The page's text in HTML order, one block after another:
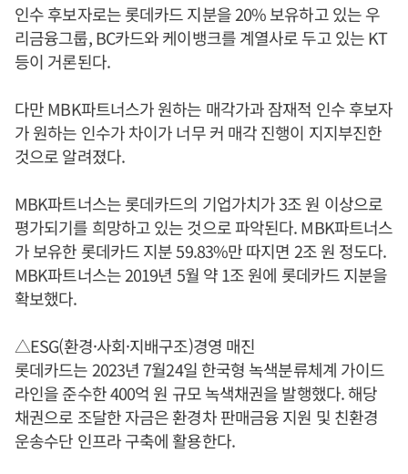
인수 후보자로는 롯데카드 지분을 20% 보유하고 있는 우
리금융그룹, BC카드와 케이뱅크를 계열사로 두고 있는 KT
등이 거론된다.
다만 MBK파트너스가 원하는 매각가과 잠재적 인수 후보자
가 원하는 인수가 차이가 너무 커 매각 진행이 지지부진한
것으로 알려졌다.
MBK파트너스는 롯데카드의 기업가치가 3조 원 이상으로
평가되기를 희망하고 있는 것으로 파악된다. MBK파트너스
가 보유한 롯데카드 지분 59.83%만 따지면 2조 원 정도다.
MBK파트너스는 2019년 5월 약 1조 원에 롯데카드 지분을
확보했다.
△ESG(환경·사회·지배구조)경영 매진
롯데카드는 2023년 7월24일 한국형 녹색분류체계 가이드
라인을 준수한 400억 원 규모 녹색채권을 발행했다. 해당
채권으로 조달한 자금은 환경차 판매금융 지원 및 친환경
운송수단 인프라 구축에 활용한다.